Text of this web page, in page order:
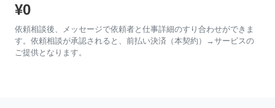
¥0
依頼相談後、メッセージで依頼者と仕事詳細のすり合わせができま
す。依頼相談が承認されると、前払い決済（本契約）→サービスの
ご提供となります。